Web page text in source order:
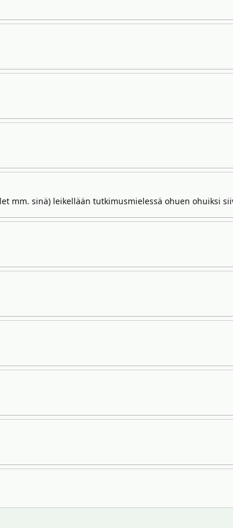
mm. sinä) leikellään tutkimusmielessä ohuen ohuiksi